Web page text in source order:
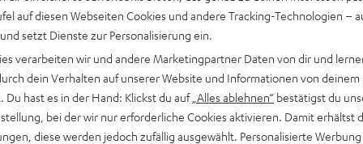
auf diesen Webseiten Cookies und andere Tracking-Technologien –
setzt Dienste zur Personalisierung ein.
verarbeiten wir und andere Marketingpartner Daten von dir und
dein Verhalten auf unserer Website und Informationen von deinem
Du hast es in der Hand: Klickst du auf „Alles ablehnen“ bestätigst du
bei der wir nur erforderliche Cookies aktivieren. Damit erhältst
diese werden jedoch zufällig ausgewählt. Personalisierte